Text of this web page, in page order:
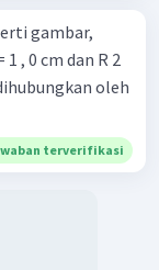
gambar,
, 0 cm dan R 2
oleh
terverifikasi